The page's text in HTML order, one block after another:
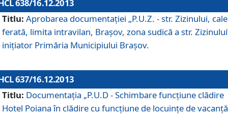
638/16.12.2013
Titlu: Aprobarea documentaţiei „P.U.Z. - str. Zizinului,
ferată, limita intravilan, Braşov, zona sudică a str.
iniţiator Primăria Municipiului Braşov.
637/16.12.2013
Titlu: Documentaţia „P.U.D - Schimbare funcţiune clădire
Hotel Poiana în clădire cu funcţiune de locuinţe de